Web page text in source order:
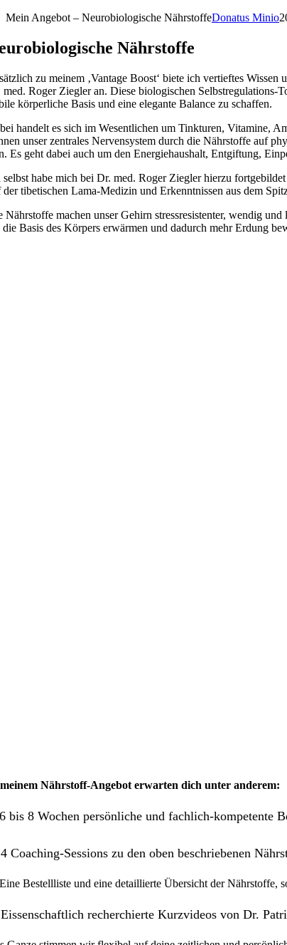
Mein Angebot – Neurobiologische NährstoffeDonatus Minio
Nährstoffe
zu meinem ‚Vantage Boost‘ biete ich vertieftes
med. Roger Ziegler an. Diese biologischen Selbstregulations-
körperliche Basis und eine elegante Balance zu schaffen.
handelt es sich im Wesentlichen um Tinkturen, Vitamine,
unser zentrales Nervensystem durch die Nährstoffe auf
Es geht dabei auch um den Energiehaushalt, Entgiftung,
selbst habe mich bei Dr. med. Roger Ziegler hierzu
der tibetischen Lama-Medizin und Erkenntnissen aus dem
Nährstoffe machen unser Gehirn stressresistenter, wendig
die Basis des Körpers erwärmen und dadurch mehr Erdung
Nährstoff-Angebot erwarten dich unter anderem:
6 bis 8 Wochen persönliche und fachlich-kompetente
Coaching-Sessions zu den oben beschriebenen
Bestellliste und eine detaillierte Übersicht der Nährstoffe,
recherchierte Kurzvideos von Dr.